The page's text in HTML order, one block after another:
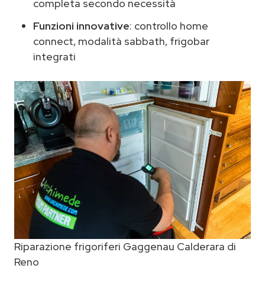
completa secondo necessità
Funzioni innovative: controllo home
connect, modalità sabbath, frigobar
integrati
Riparazione frigoriferi Gaggenau Calderara di
Reno